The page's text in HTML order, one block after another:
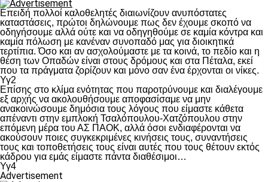
Επειδή πολλοί καλοθελητές διαιωνίζουν ανυπόστατες
καταστάσεις, πρώτοι δηλώνουμε πως δεν έχουμε σκοπό να
οδηγήσουμε αλλά ούτε και να οδηγηθούμε σε καμία κόντρα και
καμία πόλωση με κανέναν συνοπαδό μας για διοικητικά
τερτίπια. Όσο και αν ασχολούμαστε με τα κοινά, το πεδίο και η
θέση των Οπαδών είναι στους δρόμους και στα Πέταλα, εκεί
που τα πράγματα ζορίζουν και μόνο σαν ένα έρχονται οι νίκες.
Υγ2
Επίσης στο κλίμα ενότητας που παροτρύνουμε και διαλέγουμε
εξ αρχής να ακολουθήσουμε αποφασίσαμε να μην
ανακοινώσουμε δημόσια τους λόγους που είμαστε κάθετα
απέναντι στην εμπλοκή Τσαλόπουλου-Χατζόπουλου στην
επόμενη μέρα του ΑΣ ΠΑΟΚ, αλλά όσοι ενδιαφέρονται να
ακούσουν ποιες συγκεκριμένες κινήσεις τους, συναντήσεις
τους και τοποθετήσεις τους είναι αυτές που τους θέτουν εκτός
κάδρου για εμάς είμαστε πάντα διαθέσιμοι…
Υγ4
Advertisement